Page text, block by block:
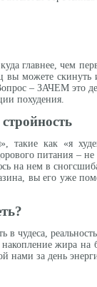
главнее, чем
вы можете
– ЗАЧЕМ это
похудения.
такие как «я
питания – не
на нем в
вы его уже
в чудеса,
жира
нами за день